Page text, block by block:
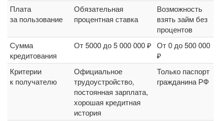
Плата
за пользование
Обязательная
процентная ставка
Возможность
взять займ без
процентов
Сумма
кредитования
От 5000 до 5 000 000 ₽ От 0 до 500 000
₽
Критерии
к получателю
Официальное
трудоустройство,
постоянная зарплата,
хорошая кредитная
история
Только паспорт
гражданина РФ